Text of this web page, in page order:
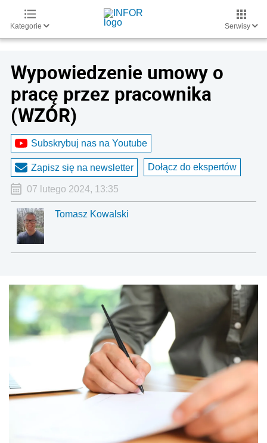
Kategorie Serwisy
Wypowiedzenie umowy o
pracę przez pracownika
(WZÓR)
Subskrybuj nas na Youtube
Zapisz się na newsletter Dołącz do ekspertów
07 lutego 2024, 13:35
Tomasz Kowalski